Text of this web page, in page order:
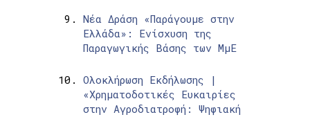
Νέα Δράση «Παράγουμε στην
Ελλάδα»: Ενίσχυση της
Παραγωγικής Βάσης των ΜμΕ
Ολοκλήρωση Εκδήλωσης |
«Χρηματοδοτικές Ευκαιρίες
στην Αγροδιατροφή: Ψηφιακή